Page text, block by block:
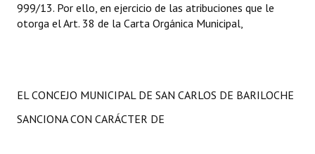
999/13. Por ello, en ejercicio de las atribuciones que le
otorga el Art. 38 de la Carta Orgánica Municipal,
EL CONCEJO MUNICIPAL DE SAN CARLOS DE BARILOCHE
SANCIONA CON CARÁCTER DE